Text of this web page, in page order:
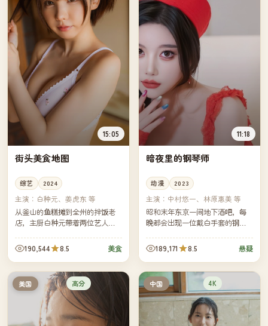
15:05
街头美食地图
综艺 2024
主演： 白种元、姜虎东 等
从釜山的鱼糕摊到全州的拌饭老
店，主厨白种元带着两位艺人朋
道街头小吃做引子，串起一个家
庭三代人的故事。
190,544 8.5 美食
11:18
暗夜里的钢琴师
动漫 2023
主演： 中村悠一、林原惠美 等
昭和末年东京一间地下酒吧，每
晚都会出现一位戴白手套的钢琴
发现，每个消失的人最后听到的
都是同一首曲子。
189,171 8.5 悬疑
美国 高分 中国 4K